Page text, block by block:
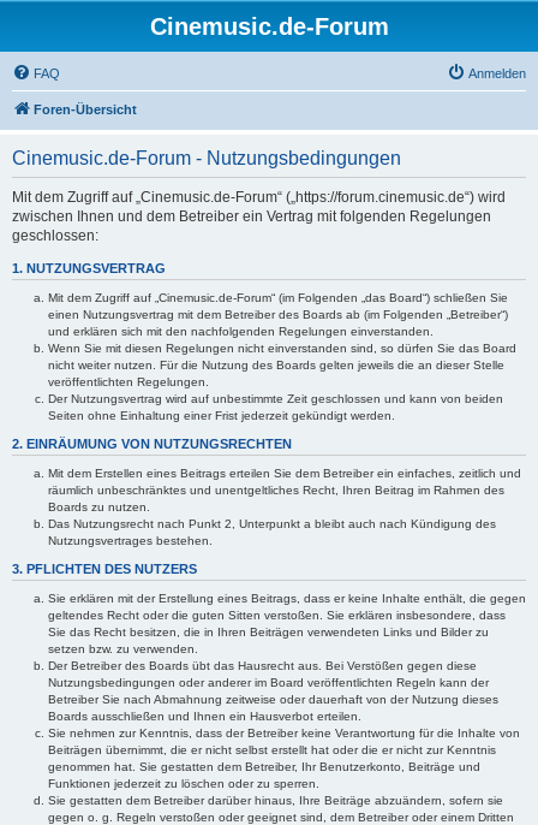
Cinemusic.de-Forum
FAQ Anmelden
Foren-Übersicht
Cinemusic.de-Forum - Nutzungsbedingungen
Mit dem Zugriff auf „Cinemusic.de-Forum“ („https://forum.cinemusic.de“) wird
zwischen Ihnen und dem Betreiber ein Vertrag mit folgenden Regelungen
geschlossen:
1. NUTZUNGSVERTRAG
Mit dem Zugriff auf „Cinemusic.de-Forum“ (im Folgenden „das Board“) schließen Sie
einen Nutzungsvertrag mit dem Betreiber des Boards ab (im Folgenden „Betreiber“)
und erklären sich mit den nachfolgenden Regelungen einverstanden.
Wenn Sie mit diesen Regelungen nicht einverstanden sind, so dürfen Sie das Board
nicht weiter nutzen. Für die Nutzung des Boards gelten jeweils die an dieser Stelle
veröffentlichten Regelungen.
Der Nutzungsvertrag wird auf unbestimmte Zeit geschlossen und kann von beiden
Seiten ohne Einhaltung einer Frist jederzeit gekündigt werden.
2. EINRÄUMUNG VON NUTZUNGSRECHTEN
Mit dem Erstellen eines Beitrags erteilen Sie dem Betreiber ein einfaches, zeitlich und
räumlich unbeschränktes und unentgeltliches Recht, Ihren Beitrag im Rahmen des
Boards zu nutzen.
Das Nutzungsrecht nach Punkt 2, Unterpunkt a bleibt auch nach Kündigung des
Nutzungsvertrages bestehen.
3. PFLICHTEN DES NUTZERS
Sie erklären mit der Erstellung eines Beitrags, dass er keine Inhalte enthält, die gegen
geltendes Recht oder die guten Sitten verstoßen. Sie erklären insbesondere, dass
Sie das Recht besitzen, die in Ihren Beiträgen verwendeten Links und Bilder zu
setzen bzw. zu verwenden.
Der Betreiber des Boards übt das Hausrecht aus. Bei Verstößen gegen diese
Nutzungsbedingungen oder anderer im Board veröffentlichten Regeln kann der
Betreiber Sie nach Abmahnung zeitweise oder dauerhaft von der Nutzung dieses
Boards ausschließen und Ihnen ein Hausverbot erteilen.
Sie nehmen zur Kenntnis, dass der Betreiber keine Verantwortung für die Inhalte von
Beiträgen übernimmt, die er nicht selbst erstellt hat oder die er nicht zur Kenntnis
genommen hat. Sie gestatten dem Betreiber, Ihr Benutzerkonto, Beiträge und
Funktionen jederzeit zu löschen oder zu sperren.
Sie gestatten dem Betreiber darüber hinaus, Ihre Beiträge abzuändern, sofern sie
gegen o. g. Regeln verstoßen oder geeignet sind, dem Betreiber oder einem Dritten